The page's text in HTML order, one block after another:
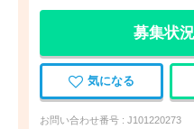
募集状
気になる
お問い合わせ番号 : J101220273